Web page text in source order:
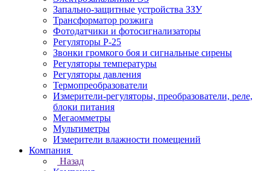
Запально-защитные устройства ЗЗУ
Трансформатор розжига
Фотодатчики и фотосигнализаторы
Регуляторы Р-25
Звонки громкого боя и сигнальные сирены
Регуляторы температуры
Регуляторы давления
Термопреобразователи
Измерители-регуляторы, преобразователи, реле,
блоки питания
Мегаомметры
Мультиметры
Измерители влажности помещений
Компания
Назад